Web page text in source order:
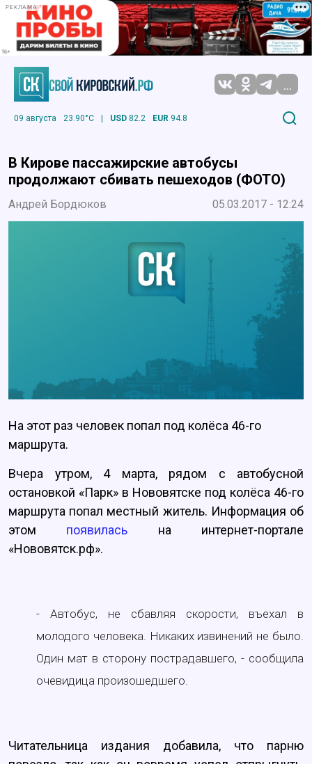
РЕКЛАМА
...
09 августа 23.90°C | USD 82.2 EUR 94.8
В Кирове пассажирские автобусы
продолжают сбивать пешеходов (ФОТО)
Андрей Бордюков 05.03.2017 - 12:24
На этот раз человек попал под колёса 46-го
маршрута.
Вчера утром, 4 марта, рядом с автобусной
остановкой «Парк» в Нововятске под колёса 46-го
маршрута попал местный житель. Информация об
этом появилась на интернет-портале
«Нововятск.рф».
- Автобус, не сбавляя скорости, въехал в
молодого человека. Никаких извинений не было.
Один мат в сторону пострадавшего, - сообщила
очевидица произошедшего.
Читательница издания добавила, что парню